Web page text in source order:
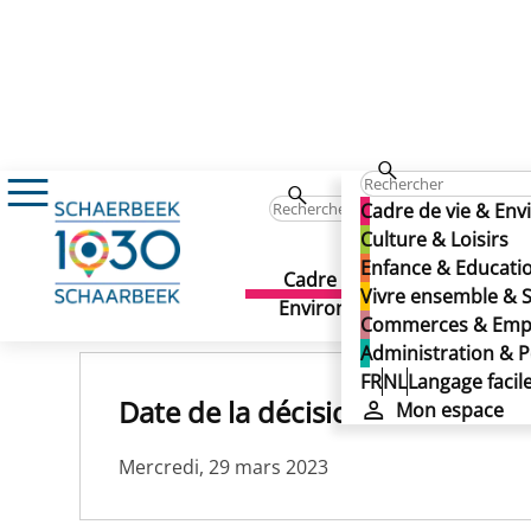
Cadre de vie &
Culture & Loisirs
Enfance &
Vivre ensemble &
Commerces &
Administration &
FRNLLangage
Mon espace
Cadre de vie &
Environnement
Culture
Primes d'accompagnement social - Exercice
Primes
Primes
Publié le 18/11/2024
Date de la décision :
Mercredi, 29 mars 2023